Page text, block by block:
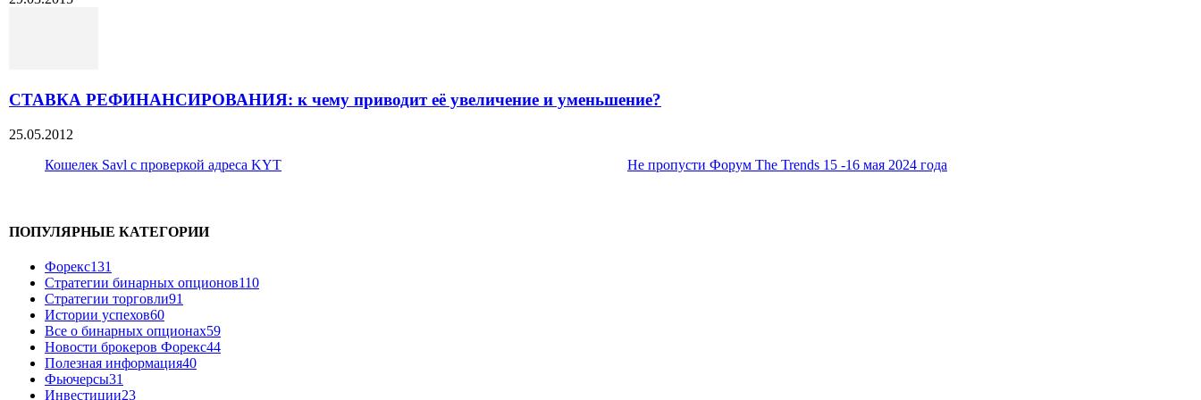
СТАВКА РЕФИНАНСИРОВАНИЯ: к чему приводит её увеличение и уменьшение?
25.05.2012
Кошелек Savl с проверкой адреса KYT
Не пропусти Форум The Trends 15 -16 мая 2024 года
ПОПУЛЯРНЫЕ КАТЕГОРИИ
Форекс131
Стратегии бинарных опционов110
Стратегии торговли91
Истории успехов60
Все о бинарных опционах59
Новости брокеров Форекс44
Полезная информация40
Фьючерсы31
Инвестиции23